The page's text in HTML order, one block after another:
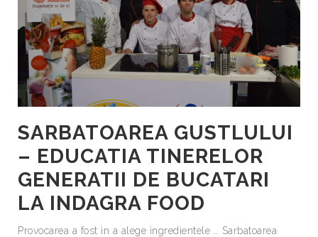
SARBATOAREA GUSTLULUI
– EDUCATIA TINERELOR
GENERATII DE BUCATARI
LA INDAGRA FOOD
Provocarea a fost in a alege ingredientele … Sarbatoarea